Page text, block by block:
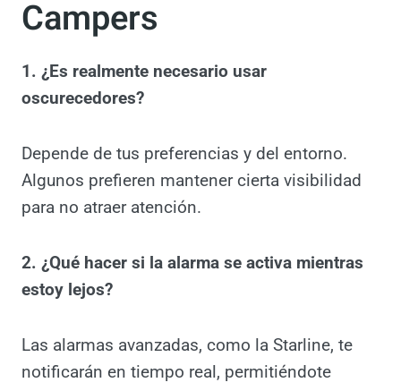
FAQs sobre Seguridad
en Autocaravanas y
Campers
oscurecedores?
Algunos prefieren mantener cierta visibilidad
para no atraer atención.